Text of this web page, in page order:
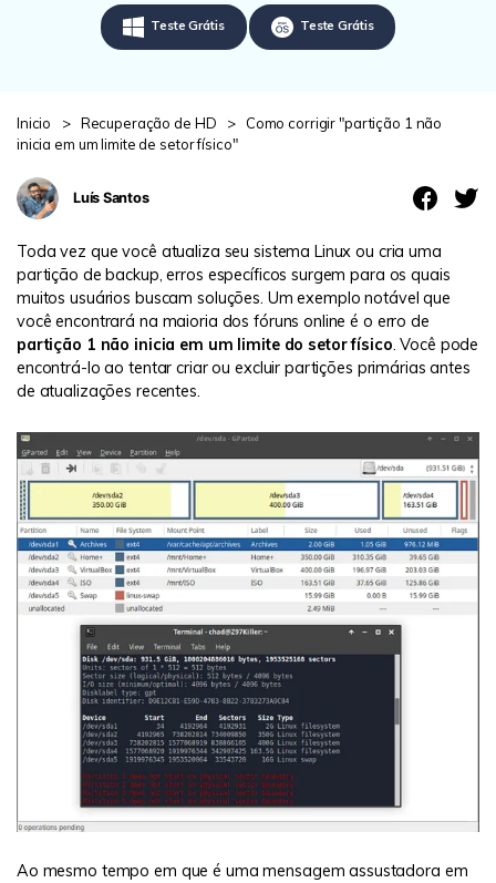
Recupere dados perdidos/excluídos gratuitamente
Outros Produtos
Repairit - Reparar Dados
UBackit - Backup de Dados
ENCONTRAR MAIS SOLUÇÕES
Teste Grátis Teste Grátis
Inicio > Recuperação de HD >
Como corrigir "partição 1 não
inicia em um limite de setor físico"
Luís Santos
Toda vez que você atualiza seu sistema Linux ou cria uma
partição de backup, erros específicos surgem para os quais
muitos usuários buscam soluções. Um exemplo notável que
você encontrará na maioria dos fóruns online é o erro de
partição 1 não inicia em um limite do setor físico. Você pode
encontrá-lo ao tentar criar ou excluir partições primárias antes
de atualizações recentes.
Ao mesmo tempo em que é uma mensagem assustadora em